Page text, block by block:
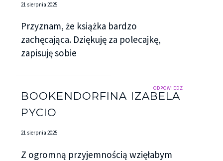
21 sierpnia 2025
Przyznam, że książka bardzo
zachęcająca. Dziękuję za polecajkę,
zapisuję sobie
ODPOWIEDZ
BOOKENDORFINA IZABELA
PYCIO
21 sierpnia 2025
Z ogromną przyjemnością wzięłabym